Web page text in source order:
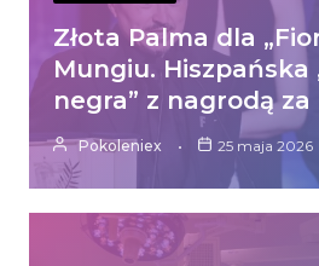
Złota Palma dla
Mungiu. Hiszpańska
negra” z nagrodą za
Pokoleniex 25 maja 2026